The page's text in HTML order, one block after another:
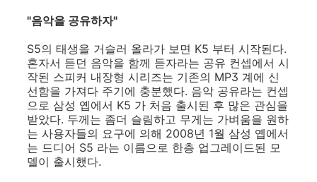
"음악을 공유하자"
S5의 태생을 거슬러 올라가 보면 K5 부터 시작된다.
혼자서 듣던 음악을 함께 듣자라는 공유 컨셉에서 시
작된 스피커 내장형 시리즈는 기존의 MP3 계에 신
선함을 가져다 주기에 충분했다. 음악 공유라는 컨셉
으로 삼성 옙에서 K5 가 처음 출시된 후 많은 관심을
받았다. 두께는 좀더 슬림하고 무게는 가벼움을 원하
는 사용자들의 요구에 의해 2008년 1월 삼성 옙에서
는 드디어 S5 라는 이름으로 한층 업그레이드된 모
델이 출시했다.